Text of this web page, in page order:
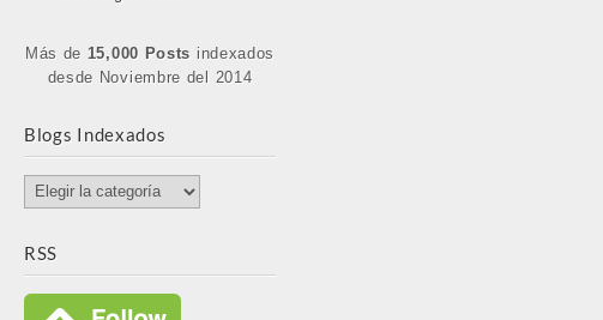
Más de 15,000 Posts indexados
desde Noviembre del 2014
Blogs Indexados
Blogs
Indexados
RSS